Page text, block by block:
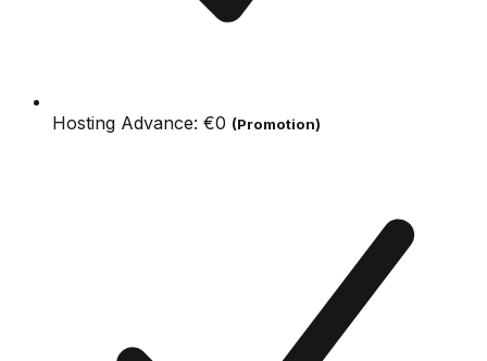
Hosting Advance: €0 (Promotion)